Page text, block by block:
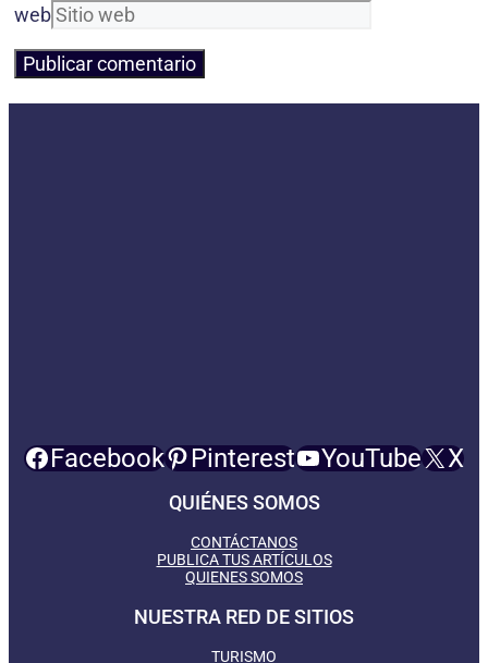
web
Facebook Pinterest YouTube X
QUIÉNES SOMOS
CONTÁCTANOS
PUBLICA TUS ARTÍCULOS
QUIENES SOMOS
NUESTRA RED DE SITIOS
TURISMO